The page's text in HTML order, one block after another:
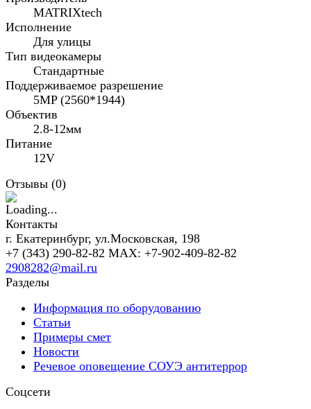
MATRIXtech
Исполнение
Для улицы
Тип видеокамеры
Стандартные
Поддерживаемое разрешение
5MP (2560*1944)
Объектив
2.8-12мм
Питание
12V
Отзывы (0)
Контакты
г. Екатеринбург, ул.Московская, 198
+7 (343) 290-82-82 MAX: +7-902-409-82-82
2908282@mail.ru
Разделы
Информация по оборудованию
Статьи
Примеры смет
Новости
Речевое оповещение СОУЭ антитеррор
Соцсети